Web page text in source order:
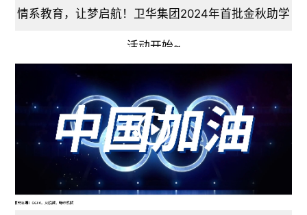
情系教育，让梦启航！卫华集团2024年首批金秋助学
活动开始~